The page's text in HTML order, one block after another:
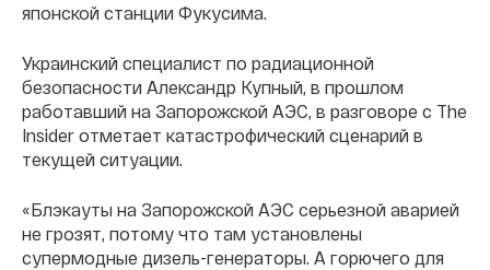
японской станции Фукусима.
Украинский специалист по радиационной
безопасности Александр Купный, в прошлом
работавший на Запорожской АЭС, в разговоре с The
Insider отметает катастрофический сценарий в
текущей ситуации.
«Блэкауты на Запорожской АЭС серьезной аварией
не грозят, потому что там установлены
супермодные дизель-генераторы. А горючего для